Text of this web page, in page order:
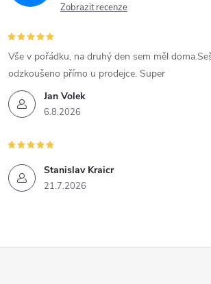
Zobrazit recenze
Jan Volek
6.8.2026
Vše v pořádku, na druhý den sem měl
odzkoušeno přímo u prodejce. Super
Stanislav Kraicr
21.7.2026